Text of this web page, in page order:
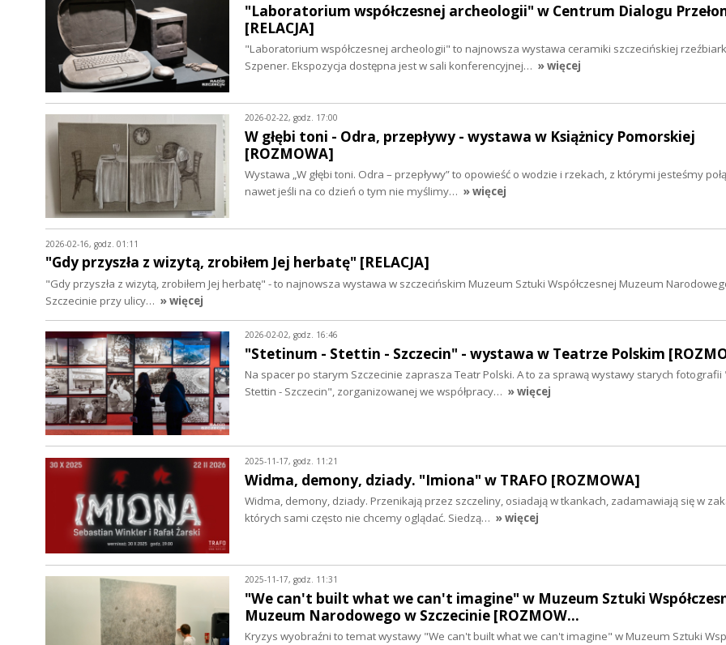
"Laboratorium współczesnej archeologii" w Centrum Dialogu
[RELACJA]
"Laboratorium współczesnej archeologii" to najnowsza wystawa ceramiki szczecińskiej
Szpener. Ekspozycja dostępna jest w sali konferencyjnej… » więcej
2026-02-22, godz. 17:00
W głębi toni - Odra, przepływy - wystawa w Książnicy Pomorskiej
[ROZMOWA]
Wystawa „W głębi toni. Odra – przepływy” to opowieść o wodzie i rzekach, z którymi jesteśmy
nawet jeśli na co dzień o tym nie myślimy… » więcej
2026-02-16, godz. 01:11
"Gdy przyszła z wizytą, zrobiłem Jej herbatę" [RELACJA]
"Gdy przyszła z wizytą, zrobiłem Jej herbatę" - to najnowsza wystawa w szczecińskim Muzeum Sztuki Współczesnej Muzeum
Szczecinie przy ulicy… » więcej
2026-02-02, godz. 16:46
"Stetinum - Stettin - Szczecin" - wystawa w Teatrze Polskim
Na spacer po starym Szczecinie zaprasza Teatr Polski. A to za sprawą wystawy starych
Stettin - Szczecin", zorganizowanej we współpracy… » więcej
2025-11-17, godz. 11:21
Widma, demony, dziady. "Imiona" w TRAFO [ROZMOWA]
Widma, demony, dziady. Przenikają przez szczeliny, osiadają w tkankach, zadamawiają się w
których sami często nie chcemy oglądać. Siedzą… » więcej
2025-11-17, godz. 11:31
"We can't built what we can't imagine" w Muzeum Sztuki
Muzeum Narodowego w Szczecinie [ROZMOW…
Kryzys wyobraźni to temat wystawy "We can't built what we can't imagine" w Muzeum Sztuki